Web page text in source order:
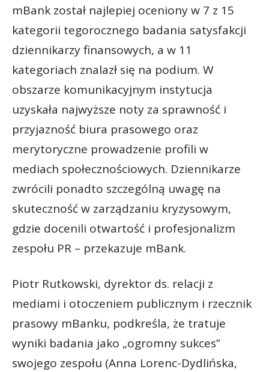
mBank został najlepiej oceniony w 7 z 15
kategorii tegorocznego badania satysfakcji
dziennikarzy finansowych, a w 11
kategoriach znalazł się na podium. W
obszarze komunikacyjnym instytucja
uzyskała najwyższe noty za sprawność i
przyjazność biura prasowego oraz
merytoryczne prowadzenie profili w
mediach społecznościowych. Dziennikarze
zwrócili ponadto szczególną uwagę na
skuteczność w zarządzaniu kryzysowym,
gdzie docenili otwartość i profesjonalizm
zespołu PR – przekazuje mBank.
Piotr Rutkowski, dyrektor ds. relacji z
mediami i otoczeniem publicznym i rzecznik
prasowy mBanku, podkreśla, że tratuje
wyniki badania jako „ogromny sukces”
swojego zespołu (Anna Lorenc-Dydlińska,